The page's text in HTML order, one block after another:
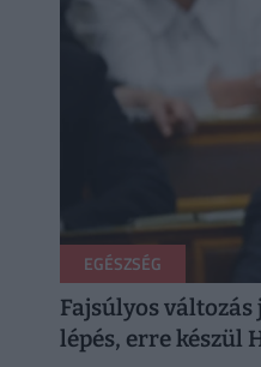
EGÉSZSÉG
Fajsúlyos
lépés, erre készül